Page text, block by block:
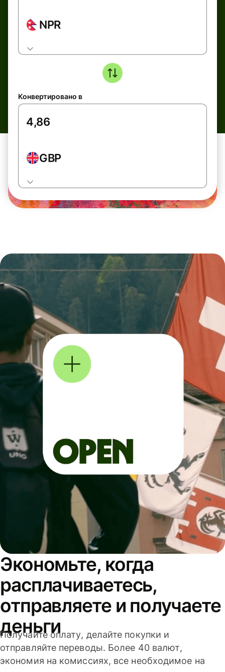
NPR
Конвертировано в
GBP
Экономьте, когда
расплачиваетесь,
отправляете и получаете
деньги
Получайте оплату, делайте покупки и
отправляйте переводы. Более 40 валют,
экономия на комиссиях, все необходимое на